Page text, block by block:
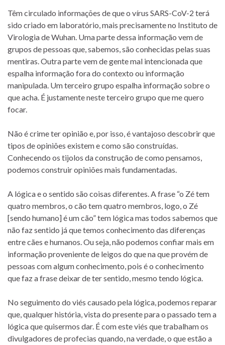
Têm circulado informações de que o vírus SARS-CoV-2 terá
sido criado em laboratório, mais precisamente no Instituto de
Virologia de Wuhan. Uma parte dessa informação vem de
grupos de pessoas que, sabemos, são conhecidas pelas suas
mentiras. Outra parte vem de gente mal intencionada que
espalha informação fora do contexto ou informação
manipulada. Um terceiro grupo espalha informação sobre o
que acha. É justamente neste terceiro grupo que me quero
focar.
Não é crime ter opinião e, por isso, é vantajoso descobrir que
tipos de opiniões existem e como são construídas.
Conhecendo os tijolos da construção de como pensamos,
podemos construir opiniões mais fundamentadas.
A lógica e o sentido são coisas diferentes. A frase “o Zé tem
quatro membros, o cão tem quatro membros, logo, o Zé
[sendo humano] é um cão” tem lógica mas todos sabemos que
não faz sentido já que temos conhecimento das diferenças
entre cães e humanos. Ou seja, não podemos confiar mais em
informação proveniente de leigos do que na que provém de
pessoas com algum conhecimento, pois é o conhecimento
que faz a frase deixar de ter sentido, mesmo tendo lógica.
No seguimento do viés causado pela lógica, podemos reparar
que, qualquer história, vista do presente para o passado tem a
lógica que quisermos dar. É com este viés que trabalham os
divulgadores de profecias quando, na verdade, o que estão a